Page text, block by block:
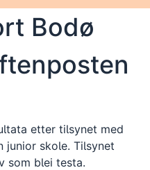
Bodø
etter tilsynet med
junior skole. Tilsynet
som blei testa.